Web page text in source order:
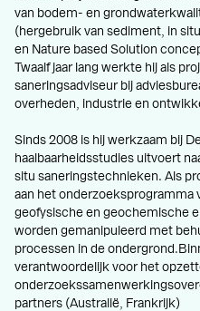
van bodem- en
(hergebruik van sediment, in
en Nature based Solution
Twaalf jaar lang werkte hij als
saneringsadviseur bij
overheden, industrie en
Sinds 2008 is hij werkzaam bij
haalbaarheidsstudies uitvoert
situ saneringstechnieken. Als
aan het onderzoeksprogramma
geofysische en geochemische
worden gemanipuleerd met
processen in de
verantwoordelijk voor het
partners (Australië, Frankrijk)